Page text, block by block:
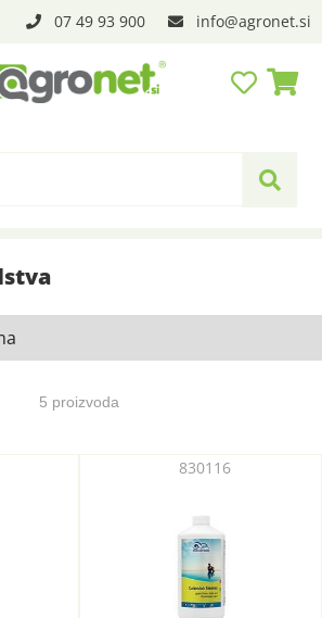
07 49 93 900 info agronet.si
5 proizvoda
830116